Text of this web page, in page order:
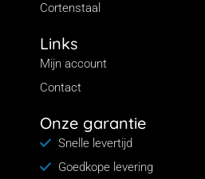
Cortenstaal
Links
Mijn account
Contact
Onze garantie
Snelle levertijd
Goedkope levering